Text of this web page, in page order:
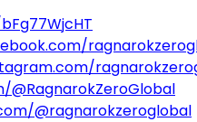
@RagnarokZeroGlobal
@ragnarokzeroglobal